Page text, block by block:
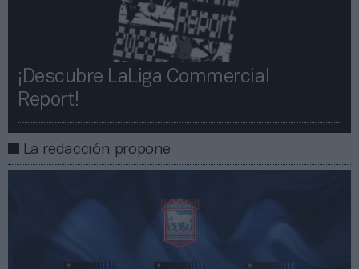
¡Descubre LaLiga Commercial
Report!​​
La redacción propone